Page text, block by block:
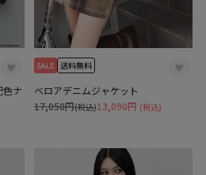
色ナ
SALE 送料無料
ベロアデニムジャケット
13,090円 (税込)
17,050円(税込)